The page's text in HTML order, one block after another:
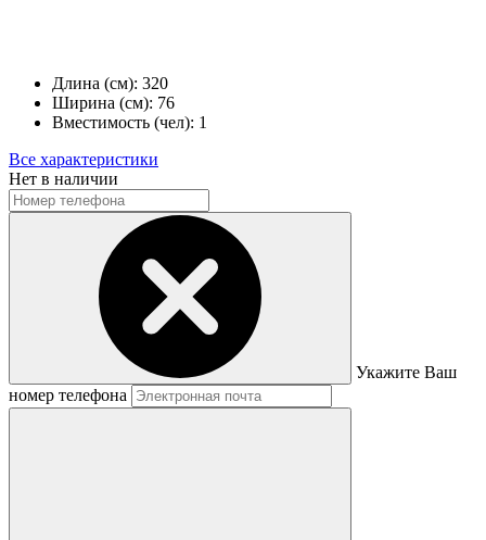
Длина (см): 320
Ширина (см): 76
Вместимость (чел): 1
Все характеристики
Нет в наличии
Укажите Ваш
номер телефона